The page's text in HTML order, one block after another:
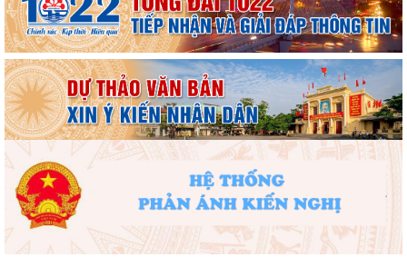
Dâng hương, tưởng niệm các Anh hùng - Liệt sĩ tại các di tích trên địa
bàn thành phố là Đền thờ...
PHƯỜNG HỒNG BÀNG TỔ CHỨC HỘI NGHỊ SƠ KẾT 6 THÁNG ĐẦU NĂM
2026 CÔNG TÁC BẢO VỆ NỀN TẢNG TƯ TƯỞNG CỦA...
Hội Cựu CAND phường Hồng Bàng đi thăm, tặng quà các gia đình
thương binh, thân nhân liệt sỹ CAND
Phường Hồng Bàng phát huy vai trò, nâng cao hiệu lực, hiệu quả hoạt
động của bộ máy chính quyền cơ...
TUỔI TRẺ PHƯỜNG HỒNG BÀNG TỔ CHỨC CHƯƠNG TRÌNH NÓI
CHUYỆN TRUYỀN THỐNG NHÂN KỶ NIỆM 79 NĂM NGÀY...